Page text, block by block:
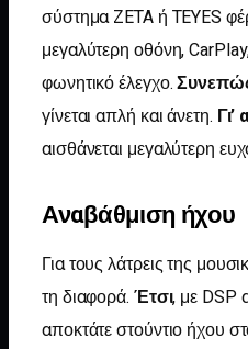
σύστημα ZETA ή TEYES
μεγαλύτερη οθόνη,
φωνητικό έλεγχο.
γίνεται απλή και άνετη. Γι’
αισθάνεται μεγαλύτερη
Αναβάθμιση ήχου
Για τους λάτρεις της
τη διαφορά. Έτσι, με DSP
αποκτάτε στούντιο ήχου